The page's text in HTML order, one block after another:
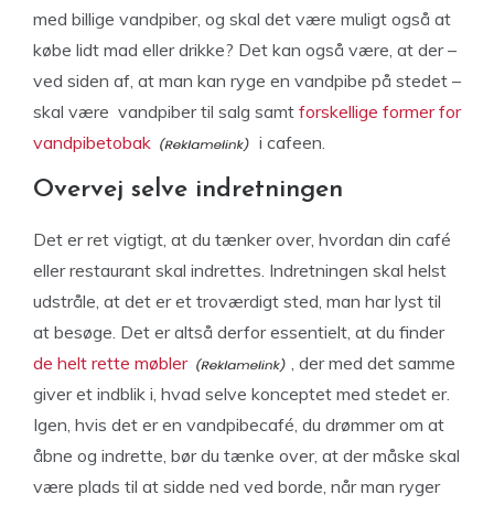
med billige vandpiber, og skal det være muligt også at
købe lidt mad eller drikke? Det kan også være, at der –
ved siden af, at man kan ryge en vandpibe på stedet –
skal være vandpiber til salg samt forskellige former for
vandpibetobak
i cafeen.
Overvej selve indretningen
Det er ret vigtigt, at du tænker over, hvordan din café
eller restaurant skal indrettes. Indretningen skal helst
udstråle, at det er et troværdigt sted, man har lyst til
at besøge. Det er altså derfor essentielt, at du finder
de helt rette møbler
, der med det samme
giver et indblik i, hvad selve konceptet med stedet er.
Igen, hvis det er en vandpibecafé, du drømmer om at
åbne og indrette, bør du tænke over, at der måske skal
være plads til at sidde ned ved borde, når man ryger